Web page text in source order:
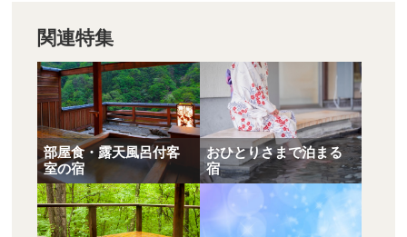
関連特集
部屋食・露天風呂付客
室の宿
おひとりさまで泊まる
宿